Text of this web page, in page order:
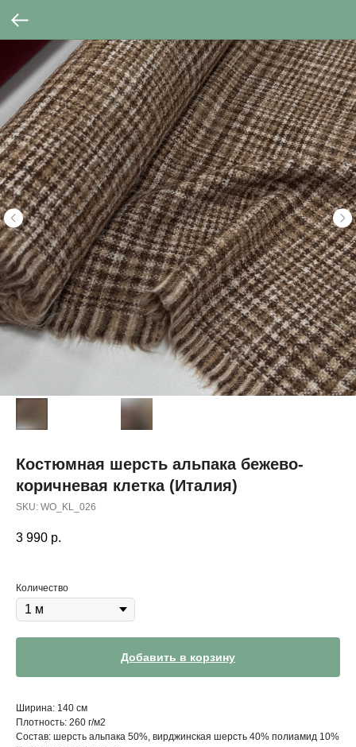
Костюмная шерсть альпака бежево-
коричневая клетка (Италия)
SKU: WO_KL_026
3 990 р.
Количество
Добавить в корзину
Ширина: 140 см
Плотность: 260 г/м2
Состав: шерсть альпака 50%, вирджинская шерсть 40% полиамид 10%